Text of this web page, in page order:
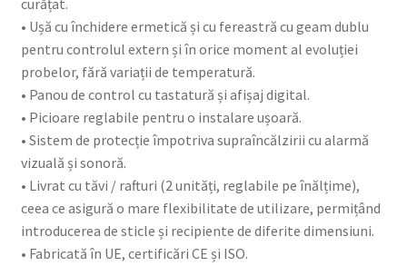
curățat.
• Ușă cu închidere ermetică și cu fereastră cu geam dublu
pentru controlul extern și în orice moment al evoluției
probelor, fără variații de temperatură.
• Panou de control cu tastatură și afișaj digital.
• Picioare reglabile pentru o instalare ușoară.
• Sistem de protecție împotriva supraîncălzirii cu alarmă
vizuală și sonoră.
• Livrat cu tăvi / rafturi (2 unități, reglabile pe înălțime),
ceea ce asigură o mare flexibilitate de utilizare, permițând
introducerea de sticle și recipiente de diferite dimensiuni.
• Fabricată în UE, certificări CE și ISO.